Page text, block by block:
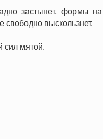
застынет, формы на
свободно выскользнет.
сил мятой.